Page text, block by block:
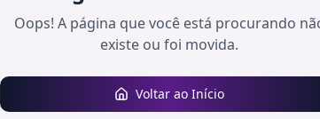
Oops! A página que você está procurando
existe ou foi movida.
Voltar ao Início